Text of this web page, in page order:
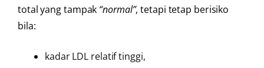
total yang tampak “normal”, tetapi tetap berisiko
bila:
kadar LDL relatif tinggi,